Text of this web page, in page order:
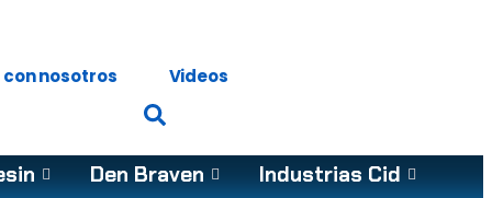
nosotros Videos
Den Braven
Industrias Cid